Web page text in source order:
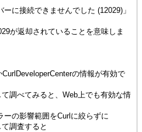
ーに接続できませんでした (12029)」
が返却されていることを意味しま
の情報が有効で
調べてみると、Web上でも有効な情
の影響範囲をCurlに絞らずに
調査すると